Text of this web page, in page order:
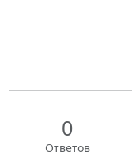
0
Ответов